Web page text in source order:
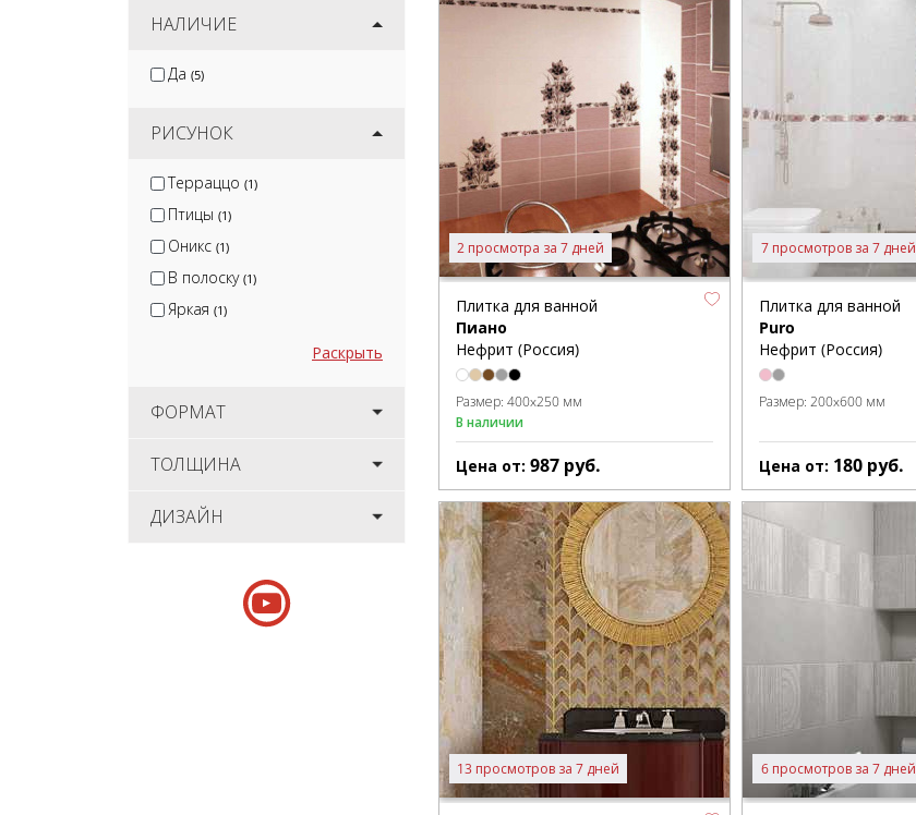
НАЛИЧИЕ
Да (5)
РИСУНОК
Терраццо (1)
Птицы (1)
Оникс (1)
В полоску (1)
Яркая (1)
Раскрыть
ФОРМАТ
ТОЛЩИНА
ДИЗАЙН
2 просмотра за 7 дней
Плитка для ванной
Пиано
Нефрит (Россия)
Размер: 400x250 мм
В наличии
Цена от: 987 руб.
7 просмотров за 7 дней
Плитка для ванной
Puro
Нефрит (Россия)
Размер:200x600 мм
Цена от: 180 руб.
13 просмотров за 7 дней 6 просмотров за 7 дней